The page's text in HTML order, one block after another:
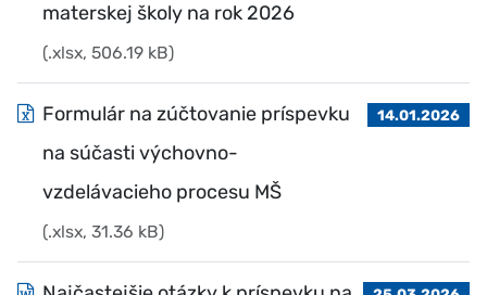
materskej školy na rok 2026
(.xlsx, 506.19 kB)
Formulár na zúčtovanie príspevku
na súčasti výchovno-
vzdelávacieho procesu MŠ
(.xlsx, 31.36 kB)
14.01.2026